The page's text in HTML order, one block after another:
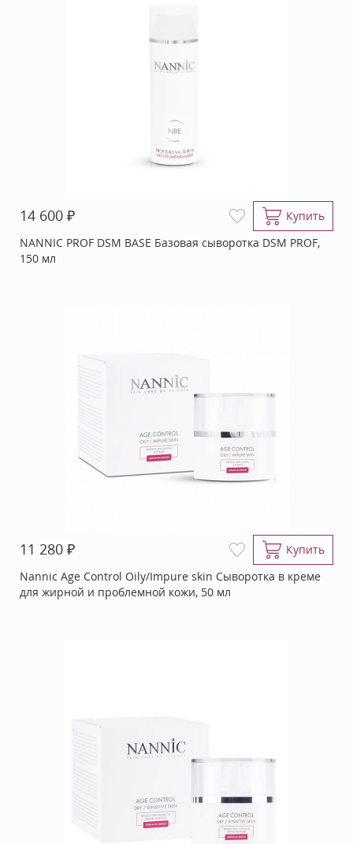
14 600 ₽
Купить
NANNIC PROF DSM BASE Базовая сыворотка DSM PROF,
150 мл
11 280 ₽
Купить
Nannic Age Control Oily/Impure skin Сыворотка в креме
для жирной и проблемной кожи, 50 мл